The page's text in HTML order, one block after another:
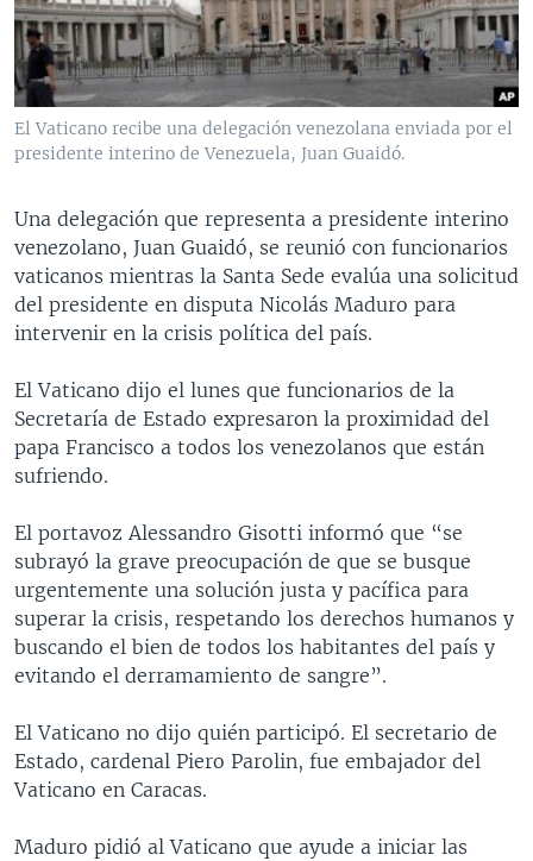
VENEZUELA
BRASIL
NICARAGUA
ECONOMÍA
ENTRETENIMIENTO Y CULTURA
TECNOLOGÍA
DEPORTES
MULTIMEDIA
VIDEOS
FOTOGRAFÍA
AUDIOS
PROGRAMAS TV
EL MUNDO AL DÍA
FORO INTERAMERICANO
LAS CLAVES
PANORAMA
RADIO
AVANCE INFORMATIVO
BUENOS DÍAS AMÉRICA
ESTADOS UNIDOS AL DÍA
EL MUNDO AL DÍA [RADIO]
DEPORTIVO INTERNACIONAL
NOTA ECONÓMICA
DIRECT
Learning English
SÍGANOS
Idiomas
El Vaticano recibe una delegación venezolana enviada por el
presidente interino de Venezuela, Juan Guaidó.
Una delegación que representa a presidente interino
venezolano, Juan Guaidó, se reunió con funcionarios
vaticanos mientras la Santa Sede evalúa una solicitud
del presidente en disputa Nicolás Maduro para
intervenir en la crisis política del país.
El Vaticano dijo el lunes que funcionarios de la
Secretaría de Estado expresaron la proximidad del
papa Francisco a todos los venezolanos que están
sufriendo.
El portavoz Alessandro Gisotti informó que “se
subrayó la grave preocupación de que se busque
urgentemente una solución justa y pacífica para
superar la crisis, respetando los derechos humanos y
buscando el bien de todos los habitantes del país y
evitando el derramamiento de sangre”.
El Vaticano no dijo quién participó. El secretario de
Estado, cardenal Piero Parolin, fue embajador del
Vaticano en Caracas.
Maduro pidió al Vaticano que ayude a iniciar las